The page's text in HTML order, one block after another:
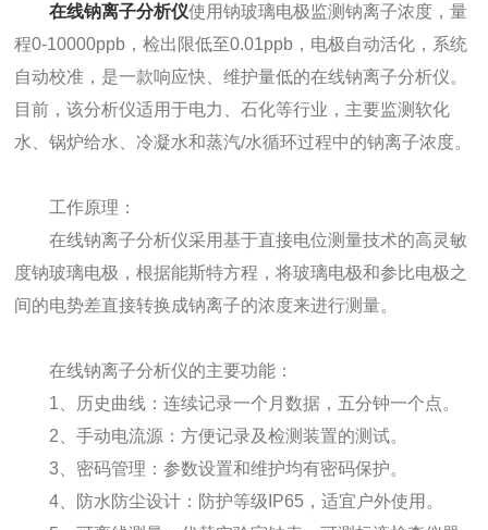
在线钠离子分析仪使用钠玻璃电极监测钠离子浓度，量
程0-10000ppb，检出限低至0.01ppb，电极自动活化，系统
自动校准，是一款响应快、维护量低的在线钠离子分析仪。
目前，该分析仪适用于电力、石化等行业，主要监测软化
水、锅炉给水、冷凝水和蒸汽/水循环过程中的钠离子浓度。
工作原理：
在线钠离子分析仪采用基于直接电位测量技术的高灵敏
度钠玻璃电极，根据能斯特方程，将玻璃电极和参比电极之
间的电势差直接转换成钠离子的浓度来进行测量。
在线钠离子分析仪的主要功能：
1、历史曲线：连续记录一个月数据，五分钟一个点。
2、手动电流源：方便记录及检测装置的测试。
3、密码管理：参数设置和维护均有密码保护。
4、防水防尘设计：防护等级IP65，适宜户外使用。